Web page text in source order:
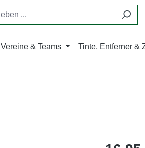
Vereine & Teams Tinte, Entferner &
Regulärer